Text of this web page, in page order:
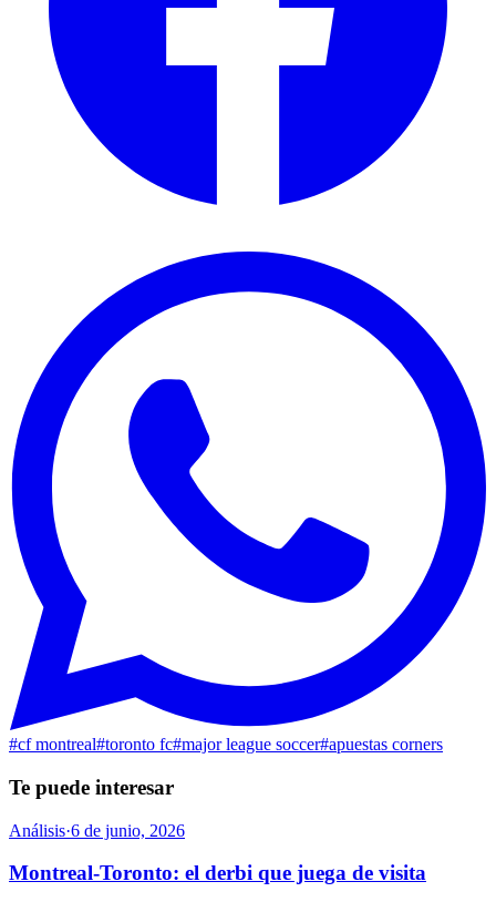
#cf montreal#toronto fc#major league soccer#apuestas corners
Te puede interesar
Análisis·6 de junio, 2026
Montreal-Toronto: el derbi que juega de visita